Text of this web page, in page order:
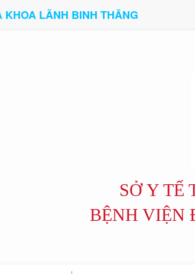
KHOA LÃNH BINH THĂNG
SỞ Y TẾ
BỆNH VIỆN